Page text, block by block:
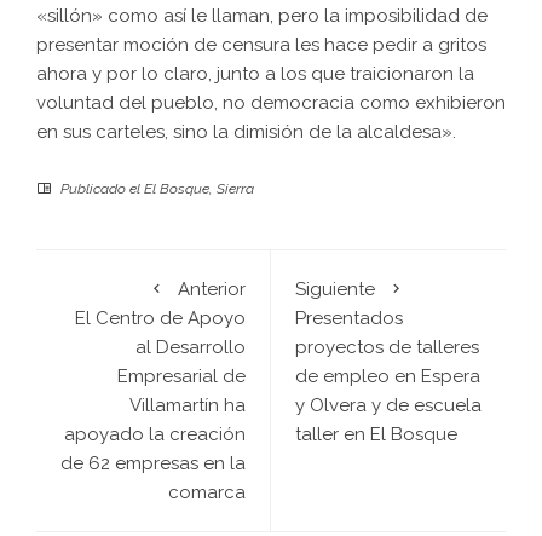
«sillón» como así le llaman, pero la imposibilidad de
presentar moción de censura les hace pedir a gritos
ahora y por lo claro, junto a los que traicionaron la
voluntad del pueblo, no democracia como exhibieron
en sus carteles, sino la dimisión de la alcaldesa».
Publicado el El Bosque, Sierra
Anterior
El Centro de Apoyo
al Desarrollo
Empresarial de
Villamartín ha
apoyado la creación
de 62 empresas en la
comarca
Siguiente
Presentados
proyectos de talleres
de empleo en Espera
y Olvera y de escuela
taller en El Bosque